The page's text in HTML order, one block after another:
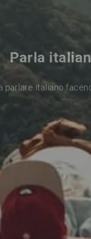
Parla
parlare italiano